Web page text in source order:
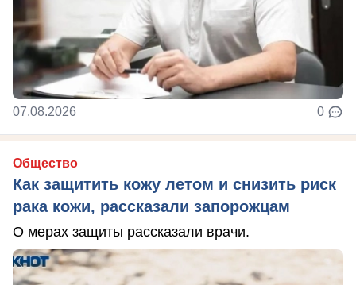
07.08.2026 0
Общество
Как защитить кожу летом и снизить риск
рака кожи, рассказали запорожцам
О мерах защиты рассказали врачи.